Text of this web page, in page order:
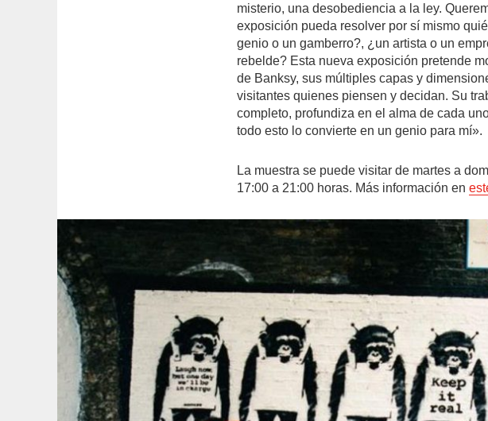
misterio, una desobediencia a la ley.
exposición pueda resolver por sí mismo
genio o un gamberro?, ¿un artista o un
rebelde? Esta nueva exposición pretende
de Banksy, sus múltiples capas y
visitantes quienes piensen y decidan. Su
completo, profundiza en el alma de cada
todo esto lo convierte en un genio para mí».
La muestra se puede visitar de martes a
17:00 a 21:00 horas. Más información en